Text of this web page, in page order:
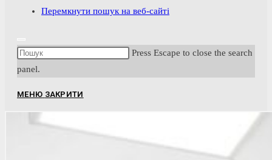
Перемкнути пошук на веб-сайті
Press Escape to close the search
panel.
МЕНЮ ЗАКРИТИ